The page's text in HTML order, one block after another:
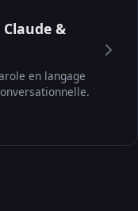
&
en langage